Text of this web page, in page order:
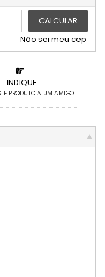
INDIQUE
PRODUTO A UM AMIGO
9x com juros de R$ 52,08
10x com juros de R$ 47,44
11x com juros de R$ 43,66
12x com juros de R$ 40,51
CALCULAR
Não sei meu cep